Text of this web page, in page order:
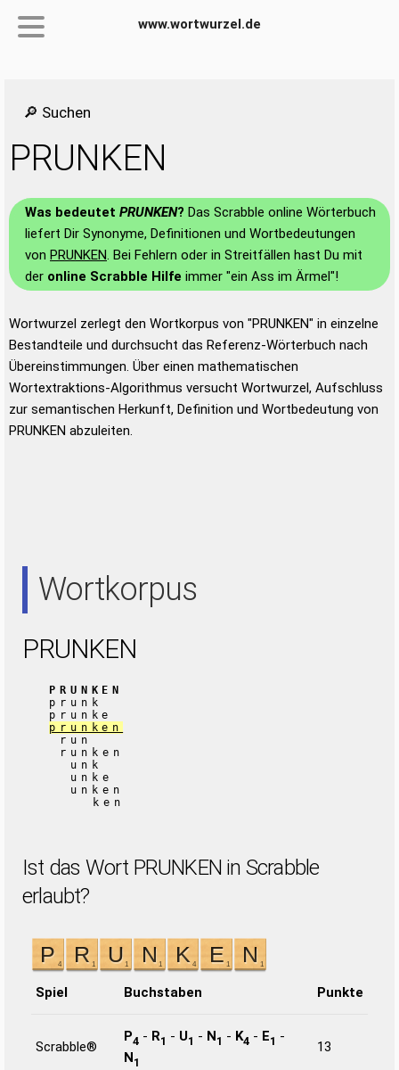
www.wortwurzel.de
🔎 Suchen
PRUNKEN
Was bedeutet PRUNKEN? Das Scrabble online Wörterbuch
liefert Dir Synonyme, Definitionen und Wortbedeutungen
von PRUNKEN. Bei Fehlern oder in Streitfällen hast Du mit
der online Scrabble Hilfe immer "ein Ass im Ärmel"!
Wortwurzel zerlegt den Wortkorpus von "PRUNKEN" in einzelne
Bestandteile und durchsucht das Referenz-Wörterbuch nach
Übereinstimmungen. Über einen mathematischen
Wortextraktions-Algorithmus versucht Wortwurzel, Aufschluss
zur semantischen Herkunft, Definition und Wortbedeutung von
PRUNKEN abzuleiten.
Wortkorpus
PRUNKEN
PRUNKEN
prunk
prunke
prunken
run
runken
unk
unke
unken
ken
Ist das Wort PRUNKEN in Scrabble
erlaubt?
Spiel Buchstaben Punkte
Scrabble®
P4 - R1 - U1 - N1 - K4 - E1 -
N1
13